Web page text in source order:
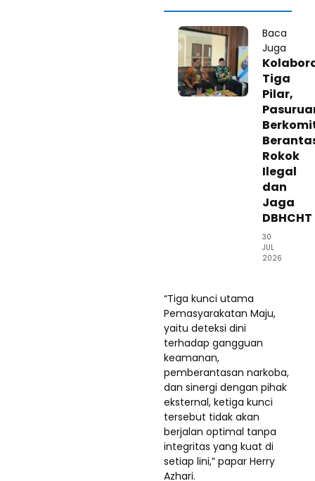
Baca
Juga
Tiga
Pilar,
Rokok
Ilegal
dan
Jaga
DBHCHT
30
JUL
2026
“Tiga kunci utama
Pemasyarakatan Maju,
yaitu deteksi dini
terhadap gangguan
keamanan,
pemberantasan narkoba,
dan sinergi dengan pihak
eksternal, ketiga kunci
tersebut tidak akan
berjalan optimal tanpa
integritas yang kuat di
setiap lini,” papar Herry
Azhari.